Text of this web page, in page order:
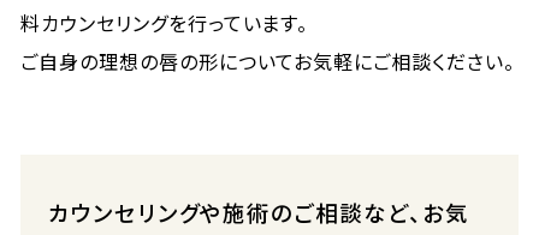
料カウンセリングを行っています。
ご自身の理想の唇の形についてお気軽にご相談ください。
カウンセリングや施術のご相談など、お気